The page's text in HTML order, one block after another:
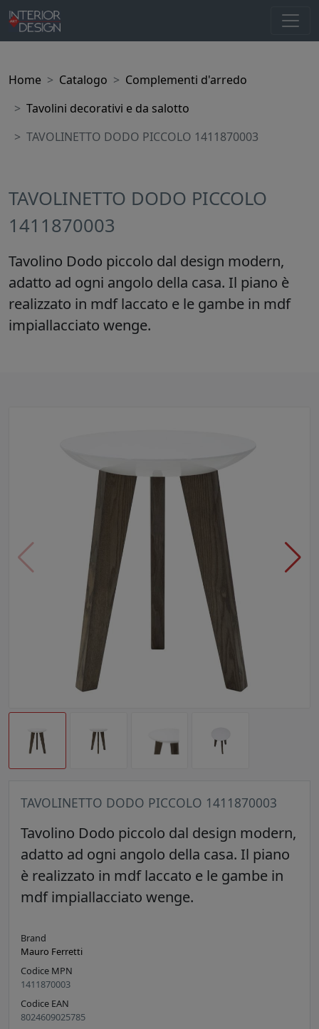
Home Catalogo
Complementi d'arredo
Tavolini decorativi e da salotto
TAVOLINETTO DODO PICCOLO 1411870003
TAVOLINETTO DODO PICCOLO
1411870003
Tavolino Dodo piccolo dal design modern,
adatto ad ogni angolo della casa. Il piano è
realizzato in mdf laccato e le gambe in mdf
impiallacciato wenge.
TAVOLINETTO DODO PICCOLO 1411870003
Tavolino Dodo piccolo dal design modern,
adatto ad ogni angolo della casa. Il piano
è realizzato in mdf laccato e le gambe in
mdf impiallacciato wenge.
Brand
Mauro Ferretti
Codice MPN
1411870003
Codice EAN
8024609025785